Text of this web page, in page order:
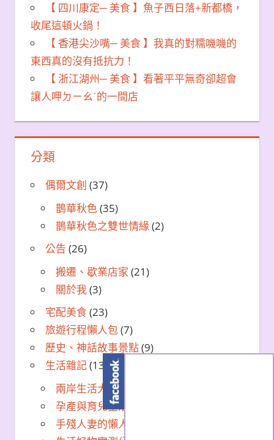
【 四川康定─ 美食 】魚子西日落+新都橋，
收尾這頓火鍋！
【 香港尖沙嘴─ 美食 】我真的對糯嘰嘰的
東西真的沒有抵抗力！
【 浙江湖州─ 美食 】看著平平無奇卻超會
讓人呷ㄉㄧㄠˊ的一間店
分類
偶爾文創 (37)
鵲華秋色(35)
鵲華秋色之雙世情緣(2)
公告 (26)
搬遷、歇業店家 (21)
關於我(3)
宅配美食(23)
旅遊行程懶人包(7)
歷史、神話故事景點(9)
生活雜記(130)
兩岸生活大不同
孕產與育兒生活筆記
手殘人妻的懶人美食DIY